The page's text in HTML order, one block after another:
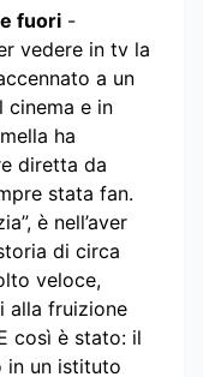
fuori -
vedere in tv la
a un
cinema e in
ha
diretta da
stata fan.
è nell’aver
di circa
veloce,
alla fruizione
così è stato: il
in un istituto